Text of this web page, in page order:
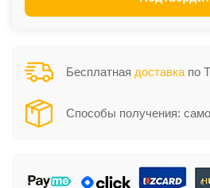
Бесплатная доставка по
Способы получения: